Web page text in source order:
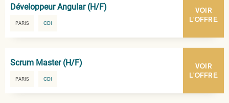
PARIS CDI
Développeur Angular (H/F)
VOIR
L'OFFRE
PARIS CDI
Scrum Master (H/F)
VOIR
L'OFFRE